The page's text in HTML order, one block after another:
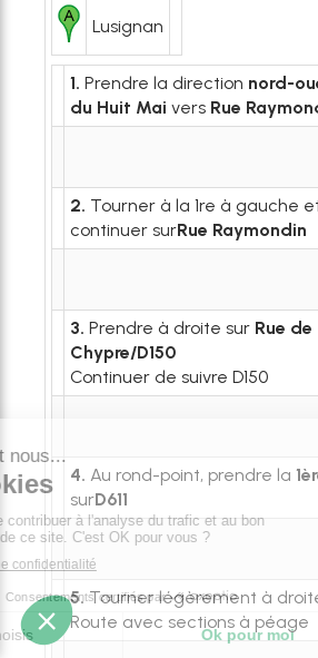
Lusignan
1. Prendre la direction nord-
du Huit Mai vers Rue
2. Tourner à la 1re à gauche
continuer surRue Raymondin
3. Prendre à droite sur Rue de
Chypre/D150
Continuer de suivre D150
4. Au rond-point, prendre la
surD611
5.Tourner légèrement à
Route avec sections à péage